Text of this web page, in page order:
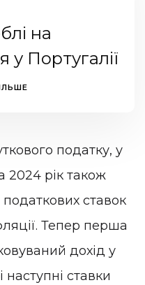
на
у Португалії
податку, у
рік також
ставок
Тепер перша
дохід у
наступні ставки